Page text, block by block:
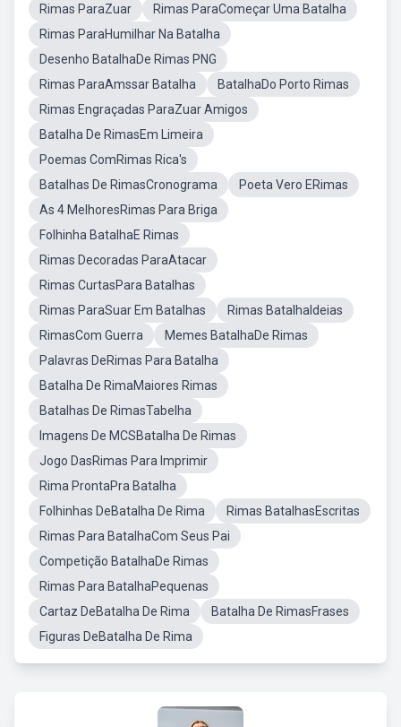
Rimas ParaZuar
Rimas ParaComeçar Uma Batalha
Rimas ParaHumilhar Na Batalha
Desenho BatalhaDe Rimas PNG
Rimas ParaAmssar Batalha
BatalhaDo Porto Rimas
Rimas Engraçadas ParaZuar Amigos
Batalha De RimasEm Limeira
Poemas ComRimas Rica's
Batalhas De RimasCronograma
Poeta Vero ERimas
As 4 MelhoresRimas Para Briga
Folhinha BatalhaE Rimas
Rimas Decoradas ParaAtacar
Rimas CurtasPara Batalhas
Rimas ParaSuar Em Batalhas
Rimas BatalhaIdeias
RimasCom Guerra
Memes BatalhaDe Rimas
Palavras DeRimas Para Batalha
Batalha De RimaMaiores Rimas
Batalhas De RimasTabelha
Imagens De MCSBatalha De Rimas
Jogo DasRimas Para Imprimir
Rima ProntaPra Batalha
Folhinhas DeBatalha De Rima
Rimas BatalhasEscritas
Rimas Para BatalhaCom Seus Pai
Competição BatalhaDe Rimas
Rimas Para BatalhaPequenas
Cartaz DeBatalha De Rima
Batalha De RimasFrases
Figuras DeBatalha De Rima